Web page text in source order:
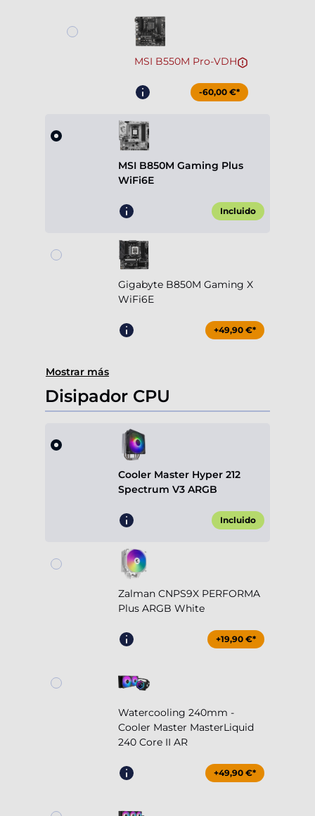
MSI B550M Pro-VDH
-60,00 €*
MSI B850M Gaming Plus
WiFi6E
Incluido
Gigabyte B850M Gaming X
WiFi6E
+49,90 €*
Mostrar más
Disipador CPU
Cooler Master Hyper 212
Spectrum V3 ARGB
Incluido
Zalman CNPS9X PERFORMA
Plus ARGB White
+19,90 €*
Watercooling 240mm -
Cooler Master MasterLiquid
240 Core II AR
+49,90 €*